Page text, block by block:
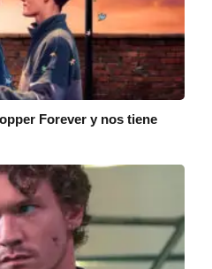
Forever y nos tiene